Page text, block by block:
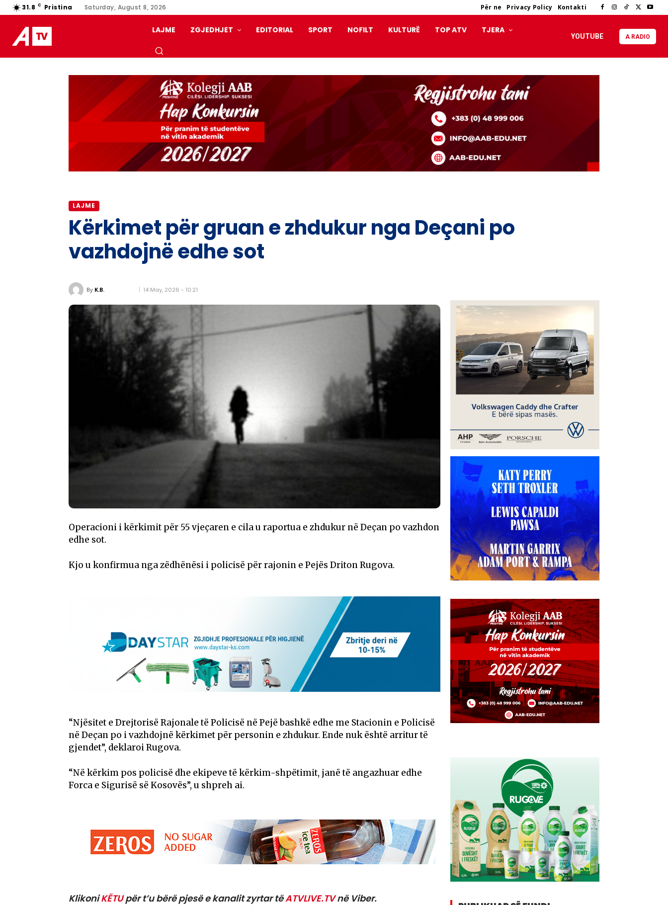
31.8 C Pristina Saturday, August 8, 2026 Për ne Privacy Policy Kontakti
LAJME ZGJEDHJET EDITORIAL SPORT NOFILT KULTURË TOP ATV TJERA
YOUTUBE A RADIO
LAJME
Kërkimet për gruan e zhdukur nga Deçani po
vazhdojnë edhe sot
By K.B. 14 May, 2026 - 10:21
Operacioni i kërkimit për 55 vjeçaren e cila u raportua e zhdukur në Deçan po vazhdon
edhe sot.
Kjo u konfirmua nga zëdhënësi i policisë për rajonin e Pejës Driton Rugova.
“Njësitet e Drejtorisë Rajonale të Policisë në Pejë bashkë edhe me Stacionin e Policisë
në Deçan po i vazhdojnë kërkimet për personin e zhdukur. Ende nuk është arritur të
gjendet”, deklaroi Rugova.
“Në kërkim pos policisë dhe ekipeve të kërkim-shpëtimit, janë të angazhuar edhe
Forca e Sigurisë së Kosovës”, u shpreh ai.
KlikoniKËTUpër t’u bërë pjesë e kanalit zyrtar tëATVLIVE.TVnë Viber.